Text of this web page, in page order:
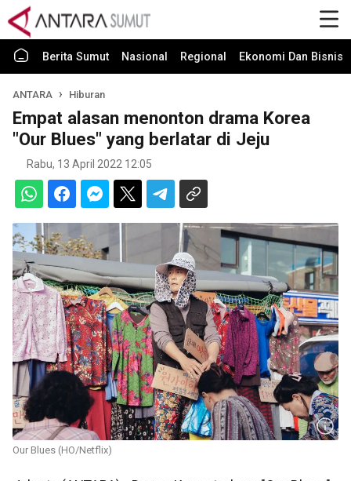
Berita Sumut Nasional Regional Ekonomi Dan Bisnis
ANTARA Hiburan
Empat alasan menonton drama Korea
"Our Blues" yang berlatar di Jeju
Rabu, 13 April 2022 12:05
Our Blues (HO/Netflix)